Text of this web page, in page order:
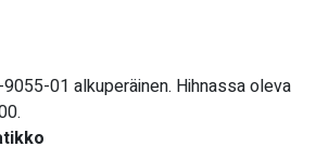
01 alkuperäinen. Hihnassa oleva